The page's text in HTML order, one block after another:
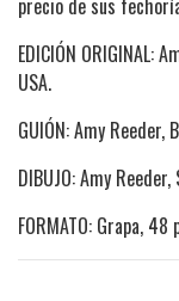
precio de sus
EDICIÓN ORIGINAL:
USA.
GUIÓN: Amy Reeder,
DIBUJO: Amy
FORMATO: Grapa, 48